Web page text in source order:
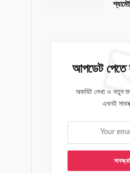
আপডেট পেতে
অফবিট লেখা ও নতুন
এখনই